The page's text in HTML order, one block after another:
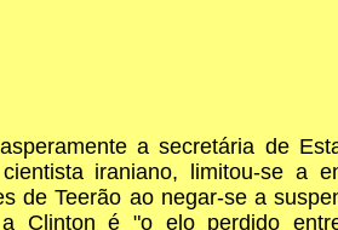
a secretária de
iraniano, limitou-se a
de Teerão ao negar-se a
Clinton é "o elo perdido